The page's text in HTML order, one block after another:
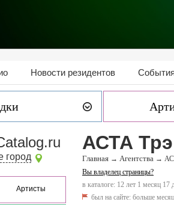
Новости резидентов
город
Артисты
АСТА
Главная → Агентства →
Вы владелец страницы?
в каталоге: 12 лет 1 месяц 17
был на сайте: больше